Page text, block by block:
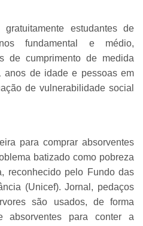
estudantes de
fundamental e médio,
de cumprimento de medida
anos de idade e pessoas em
de vulnerabilidade social
para comprar absorventes
batizado como pobreza
reconhecido pelo Fundo das
(Unicef). Jornal, pedaços
são usados, de forma
absorventes para conter a